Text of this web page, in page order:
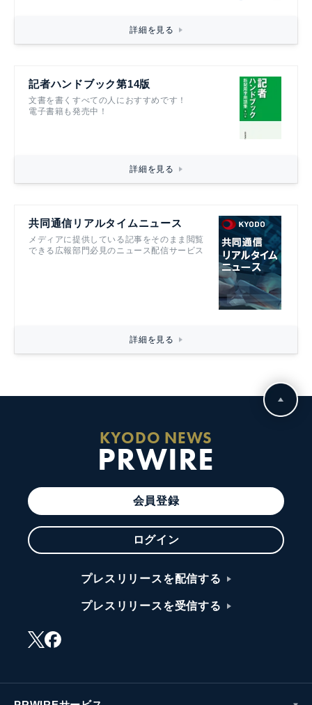
詳細を見る
記者ハンドブック第14版
文書を書くすべての人におすすめです！
電子書籍も発売中！
詳細を見る
共同通信リアルタイムニュース
メディアに提供している記事をそのまま閲覧
できる広報部門必見のニュース配信サービス
詳細を見る
KYODO NEWS
PRWIRE
会員登録
ログイン
プレスリリースを配信する
プレスリリースを受信する